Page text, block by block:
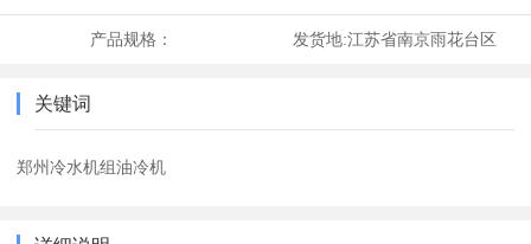
产品规格： 发货地:江苏省南京雨花台区
关键词
郑州冷水机组油冷机